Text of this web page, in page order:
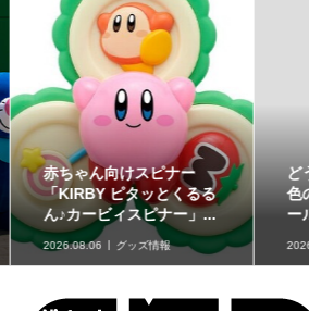
どうぶつたちと楽しむ12
色のコスメ「ポンデクル
ール どうぶつの森 マル...
2026.08.06 グッズ情報
「
ン
ン